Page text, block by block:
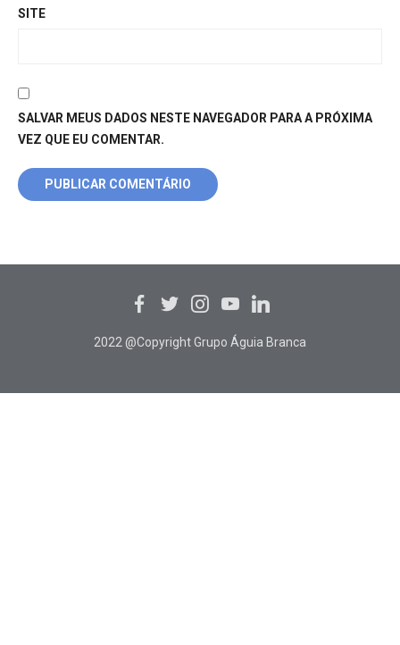
SITE
SALVAR MEUS DADOS NESTE NAVEGADOR PARA A PRÓXIMA
VEZ QUE EU COMENTAR.
2022 @Copyright Grupo Águia Branca